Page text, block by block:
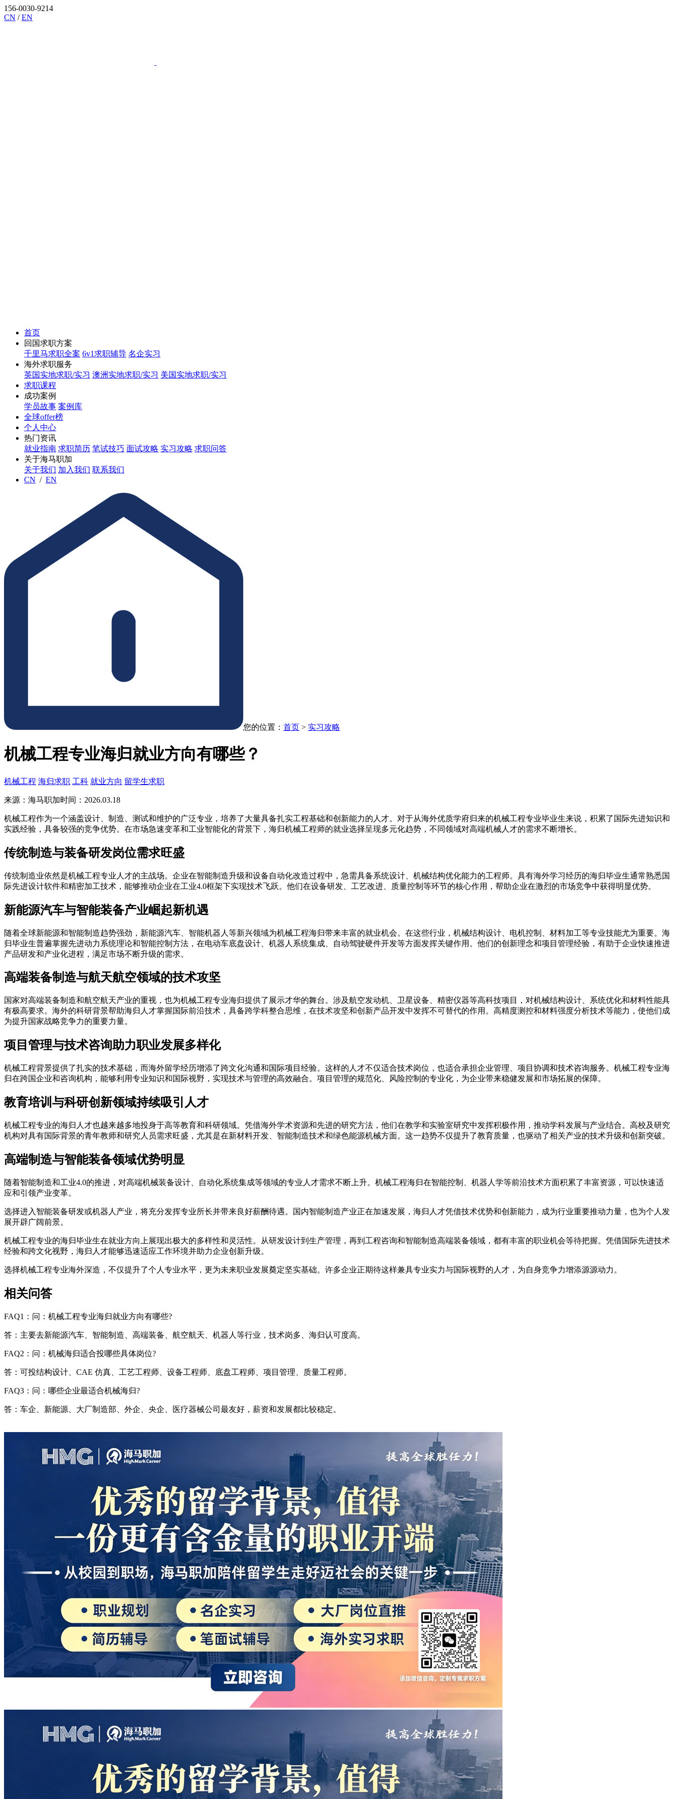
156-0030-9214
CN /EN
首页
回国求职方案
千里马求职全案 6v1求职辅导 名企实习
海外求职服务
英国实地求职/实习 澳洲实地求职/实习 美国实地求职/实习
求职课程
成功案例
学员故事 案例库
全球offer榜
个人中心
热门资讯
就业指南 求职简历 笔试技巧 面试攻略 实习攻略 求职问答
关于海马职加
关于我们 加入我们 联系我们
CN / EN
您的位置： 首页 > 实习攻略
机械工程专业海归就业方向有哪些？
机械工程 海归求职 工科 就业方向 留学生求职
来源：海马职加时间：2026.03.18
机械工程作为一个涵盖设计、制造、测试和维护的广泛专业，培养了大量具备扎实工程基础和创新能力的人才。对于从海外优质学府归来的机械工程专业毕业生来说，积累了国际先进知识和
实践经验，具备较强的竞争优势。在市场急速变革和工业智能化的背景下，海归机械工程师的就业选择呈现多元化趋势，不同领域对高端机械人才的需求不断增长。
传统制造与装备研发岗位需求旺盛
传统制造业依然是机械工程专业人才的主战场。企业在智能制造升级和设备自动化改造过程中，急需具备系统设计、机械结构优化能力的工程师。具有海外学习经历的海归毕业生通常熟悉国
际先进设计软件和精密加工技术，能够推动企业在工业4.0框架下实现技术飞跃。他们在设备研发、工艺改进、质量控制等环节的核心作用，帮助企业在激烈的市场竞争中获得明显优势。
新能源汽车与智能装备产业崛起新机遇
随着全球新能源和智能制造趋势强劲，新能源汽车、智能机器人等新兴领域为机械工程海归带来丰富的就业机会。在这些行业，机械结构设计、电机控制、材料加工等专业技能尤为重要。海
归毕业生普遍掌握先进动力系统理论和智能控制方法，在电动车底盘设计、机器人系统集成、自动驾驶硬件开发等方面发挥关键作用。他们的创新理念和项目管理经验，有助于企业快速推进
产品研发和产业化进程，满足市场不断升级的需求。
高端装备制造与航天航空领域的技术攻坚
国家对高端装备制造和航空航天产业的重视，也为机械工程专业海归提供了展示才华的舞台。涉及航空发动机、卫星设备、精密仪器等高科技项目，对机械结构设计、系统优化和材料性能具
有极高要求。海外的科研背景帮助海归人才掌握国际前沿技术，具备跨学科整合思维，在技术攻坚和创新产品开发中发挥不可替代的作用。高精度测控和材料强度分析技术等能力，使他们成
为提升国家战略竞争力的重要力量。
项目管理与技术咨询助力职业发展多样化
机械工程背景提供了扎实的技术基础，而海外留学经历增添了跨文化沟通和国际项目经验。这样的人才不仅适合技术岗位，也适合承担企业管理、项目协调和技术咨询服务。机械工程专业海
归在跨国企业和咨询机构，能够利用专业知识和国际视野，实现技术与管理的高效融合。项目管理的规范化、风险控制的专业化，为企业带来稳健发展和市场拓展的保障。
教育培训与科研创新领域持续吸引人才
机械工程专业的海归人才也越来越多地投身于高等教育和科研领域。凭借海外学术资源和先进的研究方法，他们在教学和实验室研究中发挥积极作用，推动学科发展与产业结合。高校及研究
机构对具有国际背景的青年教师和研究人员需求旺盛，尤其是在新材料开发、智能制造技术和绿色能源机械方面。这一趋势不仅提升了教育质量，也驱动了相关产业的技术升级和创新突破。
高端制造与智能装备领域优势明显
随着智能制造和工业4.0的推进，对高端机械装备设计、自动化系统集成等领域的专业人才需求不断上升。机械工程海归在智能控制、机器人学等前沿技术方面积累了丰富资源，可以快速适
应和引领产业变革。
选择进入智能装备研发或机器人产业，将充分发挥专业所长并带来良好薪酬待遇。国内智能制造产业正在加速发展，海归人才凭借技术优势和创新能力，成为行业重要推动力量，也为个人发
展开辟广阔前景。
机械工程专业的海归毕业生在就业方向上展现出极大的多样性和灵活性。从研发设计到生产管理，再到工程咨询和智能制造高端装备领域，都有丰富的职业机会等待把握。凭借国际先进技术
经验和跨文化视野，海归人才能够迅速适应工作环境并助力企业创新升级。
选择机械工程专业海外深造，不仅提升了个人专业水平，更为未来职业发展奠定坚实基础。许多企业正期待这样兼具专业实力与国际视野的人才，为自身竞争力增添源源动力。
相关问答
FAQ1：问：机械工程专业海归就业方向有哪些?
答：主要去新能源汽车、智能制造、高端装备、航空航天、机器人等行业，技术岗多、海归认可度高。
FAQ2：问：机械海归适合投哪些具体岗位?
答：可投结构设计、CAE 仿真、工艺工程师、设备工程师、底盘工程师、项目管理、质量工程师。
FAQ3：问：哪些企业最适合机械海归?
答：车企、新能源、大厂制造部、外企、央企、医疗器械公司最友好，薪资和发展都比较稳定。